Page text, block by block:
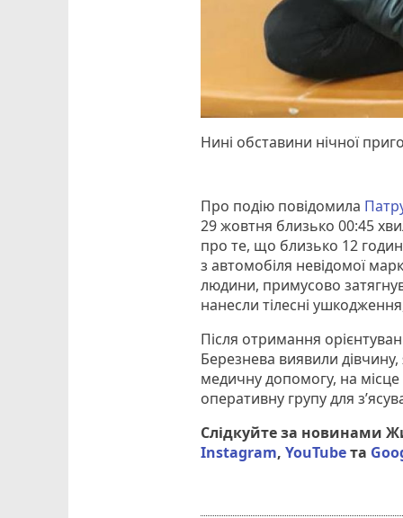
Нині обставини нічної
Про подію повідомила
29 жовтня близько 00:45
про те, що близько 12
з автомобіля невідомої
людини, примусово
нанесли тілесні
Після отримання
Березнева виявили дівчину,
медичну допомогу, на
оперативну групу для
Слідкуйте за новинами
Instagram,YouTubeта